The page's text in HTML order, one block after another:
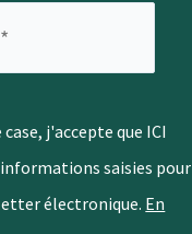
j'accepte que ICI
saisies pour
électronique. En